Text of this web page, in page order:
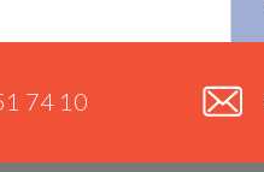
74 10